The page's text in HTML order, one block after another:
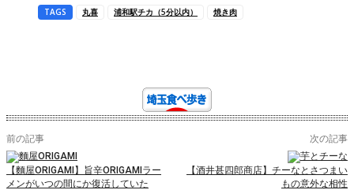
TAGS 丸喜 浦和駅チカ（5分以内） 焼き肉
前の記事
【麵屋ORIGAMI】旨辛ORIGAMIラー
メンがいつの間にか復活していた
次の記事
【酒井甚四郎商店】チーなとさつまい
もの意外な相性